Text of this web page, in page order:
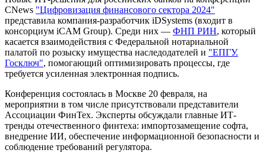
CNews "Цифровизация финансового сектора 2024"
представила компания-разработчик iDSystems (входит в
консорциум iCAM Group). Среди них — ФНП РИН, который
касается взаимодействия с Федеральной нотариальной
палатой по розыску имущества наследодателей и "ЕПГУ.
Госключ", помогающий оптимизировать процессы, где
требуется усиленная электронная подпись.
Конференция состоялась в Москве 20 февраля, на
мероприятии в том числе присутствовали представители
Ассоциации ФинТех. Эксперты обсуждали главные ИТ-
тренды отечественного финтеха: импортозамещение софта,
внедрение ИИ, обеспечение информационной безопасности и
соблюдение требований регулятора.